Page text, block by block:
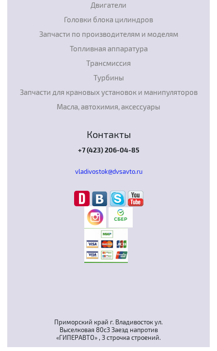
Приморский край г. Владивосток ул.
Выселковая 80с3 Заезд напротив
«ГИПЕРАВТО» , 3 строчка строений.
Двигатели
Головки блока цилиндров
Запчасти по производителям и моделям
Топливная аппаратура
Трансмиссия
Турбины
Запчасти для крановых установок и манипуляторов
Масла, автохимия, аксессуары
Контакты
+7 (423) 206-04-85
vladivostok@dvsavto.ru